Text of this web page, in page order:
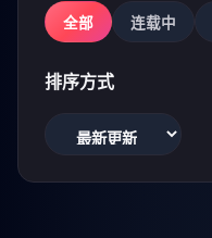
全部 连载中
排序方式